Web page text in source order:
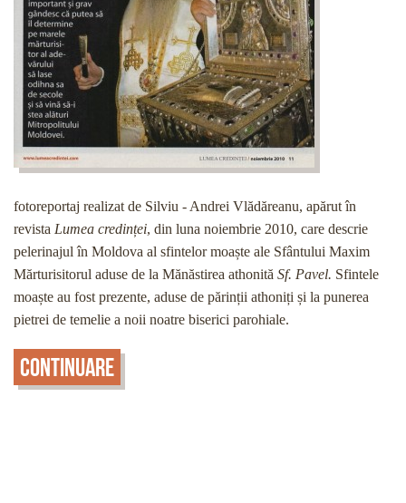
fotoreportaj realizat de Silviu - Andrei Vlădăreanu, apărut în
revista Lumea credinței, din luna noiembrie 2010, care descrie
pelerinajul în Moldova al sfintelor moaște ale Sfântului Maxim
Mărturisitorul aduse de la Mănăstirea athonită Sf. Pavel. Sfintele
moaște au fost prezente, aduse de părinții athoniți și la punerea
pietrei de temelie a noii noatre biserici parohiale.
Continuare